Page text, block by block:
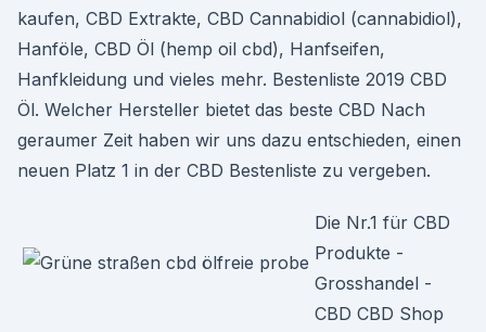
kaufen, CBD Extrakte, CBD Cannabidiol (cannabidiol),
Hanföle, CBD Öl (hemp oil cbd), Hanfseifen,
Hanfkleidung und vieles mehr. Bestenliste 2019 CBD
Öl. Welcher Hersteller bietet das beste CBD Nach
geraumer Zeit haben wir uns dazu entschieden, einen
neuen Platz 1 in der CBD Bestenliste zu vergeben.
Die Nr.1 für CBD
Produkte -
Grosshandel -
CBD CBD Shop